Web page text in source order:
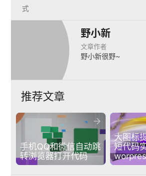
式
野小新
文章作者
野小新很野~
推荐文章
手机QQ和微信自动跳
转浏览器打开代码

大图标
短代码